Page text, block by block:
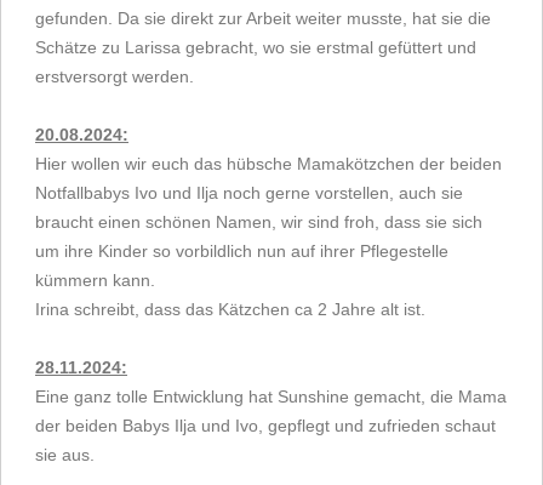
gefunden. Da sie direkt zur Arbeit weiter musste, hat sie die
Schätze zu Larissa gebracht, wo sie erstmal gefüttert und
erstversorgt werden.
20.08.2024:
Hier wollen wir euch das hübsche Mamakötzchen der beiden
Notfallbabys Ivo und Ilja noch gerne vorstellen, auch sie
braucht einen schönen Namen, wir sind froh, dass sie sich
um ihre Kinder so vorbildlich nun auf ihrer Pflegestelle
kümmern kann.
Irina schreibt, dass das Kätzchen ca 2 Jahre alt ist.
28.11.2024:
Eine ganz tolle Entwicklung hat Sunshine gemacht, die Mama
der beiden Babys Ilja und Ivo, gepflegt und zufrieden schaut
sie aus.